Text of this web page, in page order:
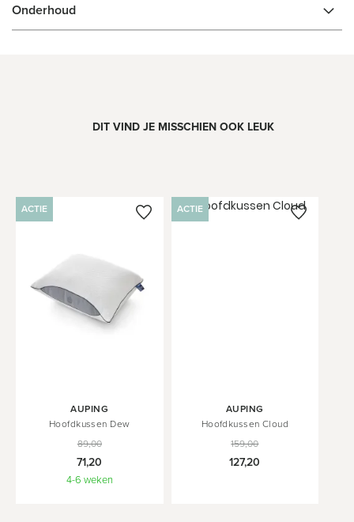
Onderhoud
DIT VIND JE MISSCHIEN OOK LEUK
ACTIE
AUPING
Hoofdkussen Dew
89,00
71,20
4-6 weken
Winkelwagen
ACTIE
AUPING
Hoofdkussen Cloud
159,00
127,20